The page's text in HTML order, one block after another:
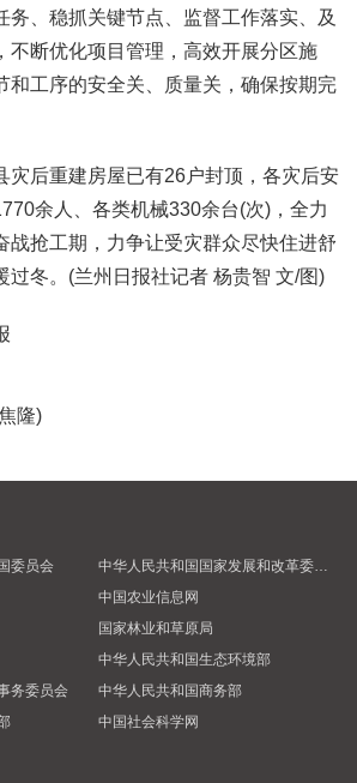
务、稳抓关键节点、监督工作落实、及
不断优化项目管理，高效开展分区施
和工序的安全关、质量关，确保按期完
后重建房屋已有26户封顶，各灾后安
余人、各类机械330余台(次)，全力
战抢工期，力争让受灾群众尽快住进舒
过冬。(兰州日报社记者 杨贵智 文/图)
隆)
委员会
中国农业信息网
国家林业和草原局
中华人民共和国生态环境部
务委员会
中华人民共和国商务部
中国社会科学网